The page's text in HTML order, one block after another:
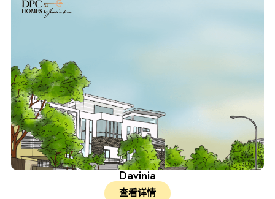
Davinia
查看详情